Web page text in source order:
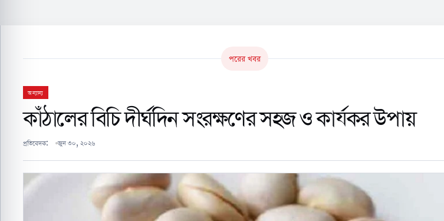
পরের খবর
অন্যান্য
কাঁঠালের বিচি দীর্ঘদিন সংরক্ষণের সহজ ও কার্যকর উপায়
প্রতিবেদক: জুন ৩০, ২০২৬